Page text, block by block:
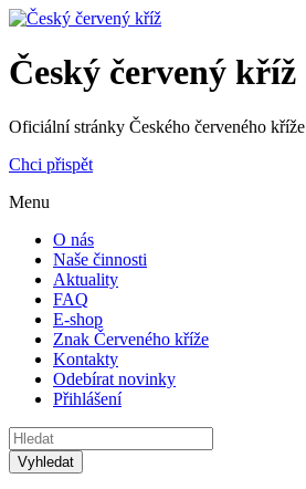
Český červený kříž
Oficiální stránky Českého červeného kříže
Chci přispět
Menu
O nás
Naše činnosti
Aktuality
FAQ
E-shop
Znak Červeného kříže
Kontakty
Odebírat novinky
Přihlášení